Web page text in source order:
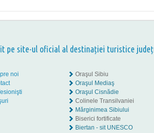
pe site-ul oficial al destinației turistice
noi
Oraşul Sibiu
Oraşul Mediaş
Oraşul Cisnădie
Colinele Transilvaniei
Mărginimea Sibiului
Biserici fortificate
Biertan - sit UNESCO